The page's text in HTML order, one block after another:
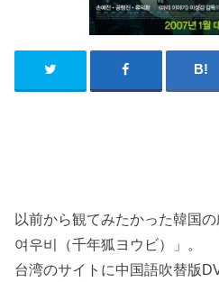
以前から観てみたかった韓国
여우비（千年狐ヨウビ）」。
台湾のサイトに中国語吹替版